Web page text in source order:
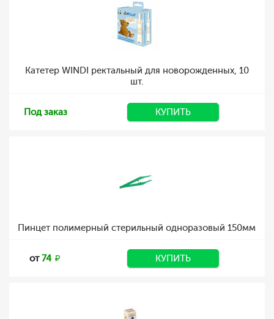
Катетер WINDI ректальный для новорожденных, 10
шт.
Под заказ КУПИТЬ
Пинцет полимерный стерильный одноразовый 150мм
от74 КУПИТЬ